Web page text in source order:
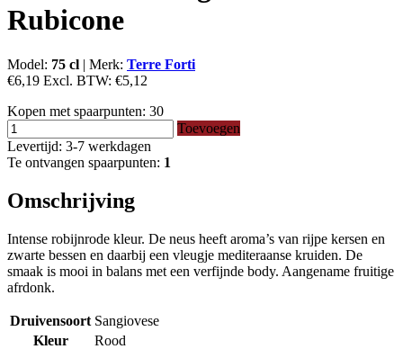
Rubicone
Model: 75 cl | Merk: Terre Forti
€6,19 Excl. BTW: €5,12
Kopen met spaarpunten: 30
Toevoegen
Levertijd: 3-7 werkdagen
Te ontvangen spaarpunten: 1
Omschrijving
Intense robijnrode kleur. De neus heeft aroma’s van rijpe kersen en
zwarte bessen en daarbij een vleugje mediteraanse kruiden. De
smaak is mooi in balans met een verfijnde body. Aangename fruitige
afrdonk.
Druivensoort Sangiovese
Kleur
Rood